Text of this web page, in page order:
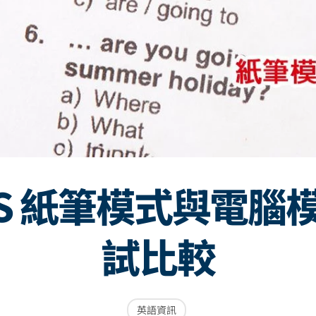
紙筆模式與電腦
試比較
英語資訊